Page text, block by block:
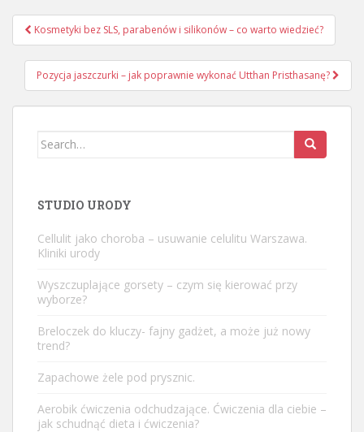
Nawigacja
wpisu
Kosmetyki bez SLS, parabenów i silikonów – co warto wiedzieć?
Pozycja jaszczurki – jak poprawnie wykonać Utthan Pristhasanę?
Search
STUDIO URODY
Cellulit jako choroba – usuwanie celulitu Warszawa.
Kliniki urody
Wyszczuplające gorsety – czym się kierować przy
wyborze?
Breloczek do kluczy- fajny gadżet, a może już nowy
trend?
Zapachowe żele pod prysznic.
Aerobik ćwiczenia odchudzające. Ćwiczenia dla ciebie –
jak schudnąć dieta i ćwiczenia?